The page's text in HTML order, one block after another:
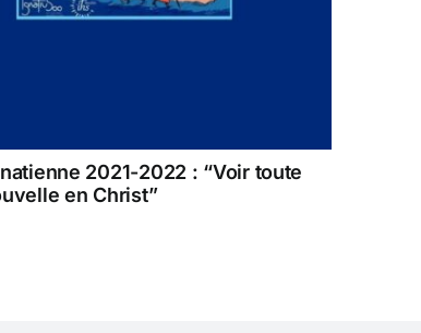
2021-2022 : “Voir toute
en Christ”